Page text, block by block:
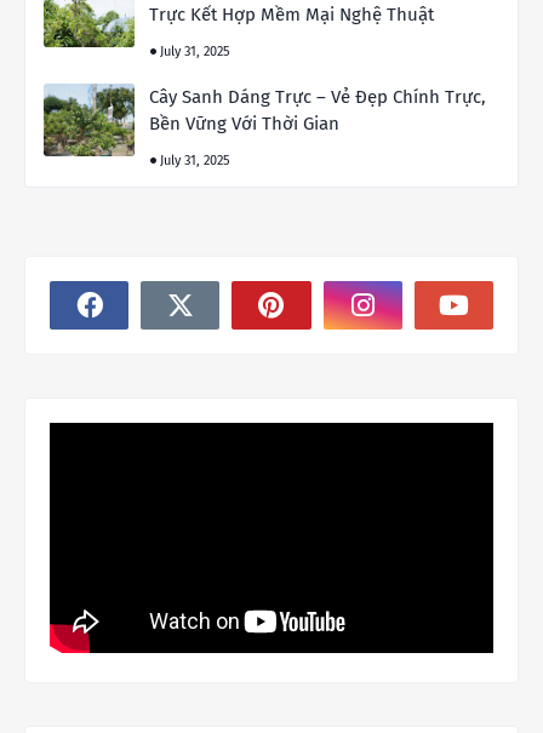
Trực Kết Hợp Mềm Mại Nghệ Thuật
July 31, 2025
Cây Sanh Dáng Trực – Vẻ Đẹp Chính Trực,
Bền Vững Với Thời Gian
July 31, 2025